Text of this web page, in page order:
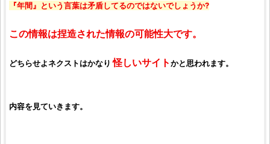
『年間』という言葉は矛盾してるのではないでしょうか?
この情報は捏造された情報の可能性大です。
どちらせよネクストはかなり怪しいサイトかと思われます。
内容を見ていきます。